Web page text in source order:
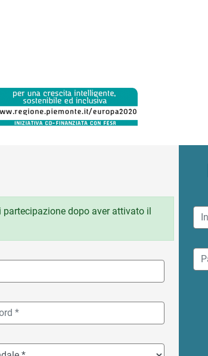
dopo aver attivato il